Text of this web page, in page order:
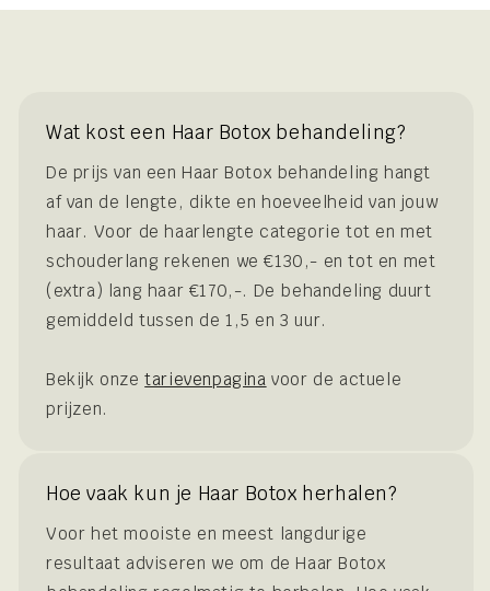
Wat kost een Haar Botox behandeling?
De prijs van een Haar Botox behandeling hangt
af van de lengte, dikte en hoeveelheid van jouw
haar. Voor de haarlengte categorie tot en met
schouderlang rekenen we €130,- en tot en met
(extra) lang haar €170,-. De behandeling duurt
gemiddeld tussen de 1,5 en 3 uur.
Bekijk onzetarievenpagina voor de actuele
prijzen.
Hoe vaak kun je Haar Botox herhalen?
Voor het mooiste en meest langdurige
resultaat adviseren we om de Haar Botox